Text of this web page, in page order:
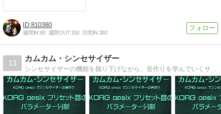
810380
週間IN:60 週間OUT:150 月間IN:280
13
カムカム・シンセサイザー
シンセサイザーの機能を掘り下げながら、音作りを学んでいくサイトです。シンセサイザーの基本構成から、実際にパラメーターを1つ1つ変化させながら確認していきます。音や波形の変化も確認できます。一緒にシンセサイザーの音作りを楽しみましょう！